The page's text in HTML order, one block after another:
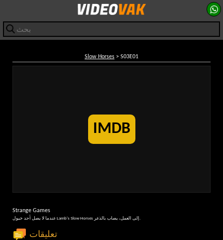
Slow Horses > S03E01
IMDB
Strange Games
عندما لا يصل أحد خيول Lamb's Slow Horses إلى العمل، يصاب بالذعر.
تعليقات